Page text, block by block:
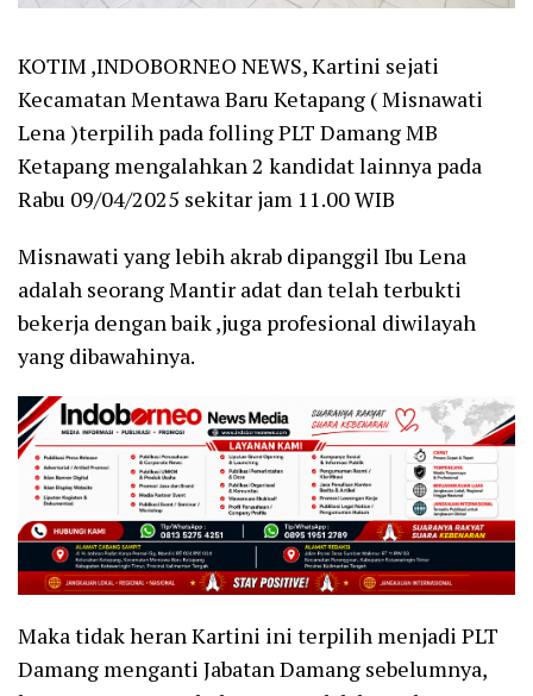
KOTIM ,INDOBORNEO NEWS, Kartini sejati
Kecamatan Mentawa Baru Ketapang ( Misnawati
Lena )terpilih pada folling PLT Damang MB
Ketapang mengalahkan 2 kandidat lainnya pada
Rabu 09/04/2025 sekitar jam 11.00 WIB
Misnawati yang lebih akrab dipanggil Ibu Lena
adalah seorang Mantir adat dan telah terbukti
bekerja dengan baik ,juga profesional diwilayah
yang dibawahinya.
Maka tidak heran Kartini ini terpilih menjadi PLT
Damang menganti Jabatan Damang sebelumnya,